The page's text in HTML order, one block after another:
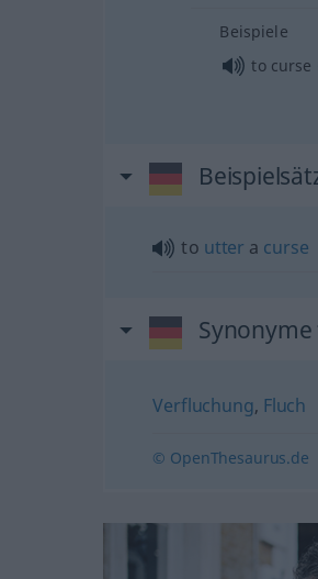
Beispiele
to curse
to utter a curse
Verfluchung, Fluch
© OpenThesaurus.de